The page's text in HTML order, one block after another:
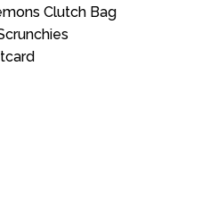
Clutch Bag